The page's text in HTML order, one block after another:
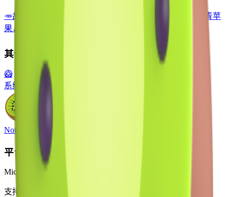
🥕胡萝卜
青苹
果 🍐
其他平台
🥝
系统表情符号
Noto Emoji
平台
Microsoft 3D Fluent Emoji
支持 4 种风格